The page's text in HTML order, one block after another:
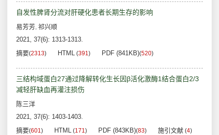
自发性脾肾分流对肝硬化患者长期生存的影响
易芳芳, 祁兴顺
2021, 37(6): 1313-1313.
摘要(2313) HTML (391) PDF (841KB)(520)
三结构域蛋白27通过降解转化生长因β活化激酶1结合蛋白2/3
减轻肝缺血再灌注损伤
陈三洋
2021, 37(6): 1403-1403.
摘要(601) HTML (171) PDF (843KB)(83) 施引文献 (4)